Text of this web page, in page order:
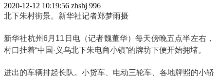
2020-12-12 10:19:56 zhshj 996
北下朱村街景。新华社记者郑梦雨摄
新华社杭州6月11日电（记者魏董华）每天傍晚五点半左右，
村口挂着“中国·义乌北下朱电商小镇”的牌坊下便开始拥堵。
进出的车辆排起长队。小货车、电动三轮车、各地牌照的小轿